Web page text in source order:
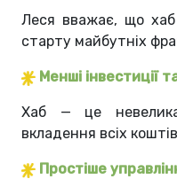
Леся вважає, що
старту майбутніх
Менші інвестиції
Хаб — це
вкладення всіх
Простіше